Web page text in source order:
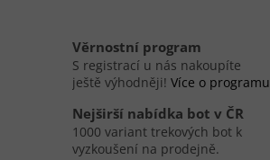
Věrnostní program
S registrací u nás nakoupíte
ještě výhodněji! Více o programu
Nejširší nabídka bot v ČR
1000 variant trekových bot k
vyzkoušení na prodejně.